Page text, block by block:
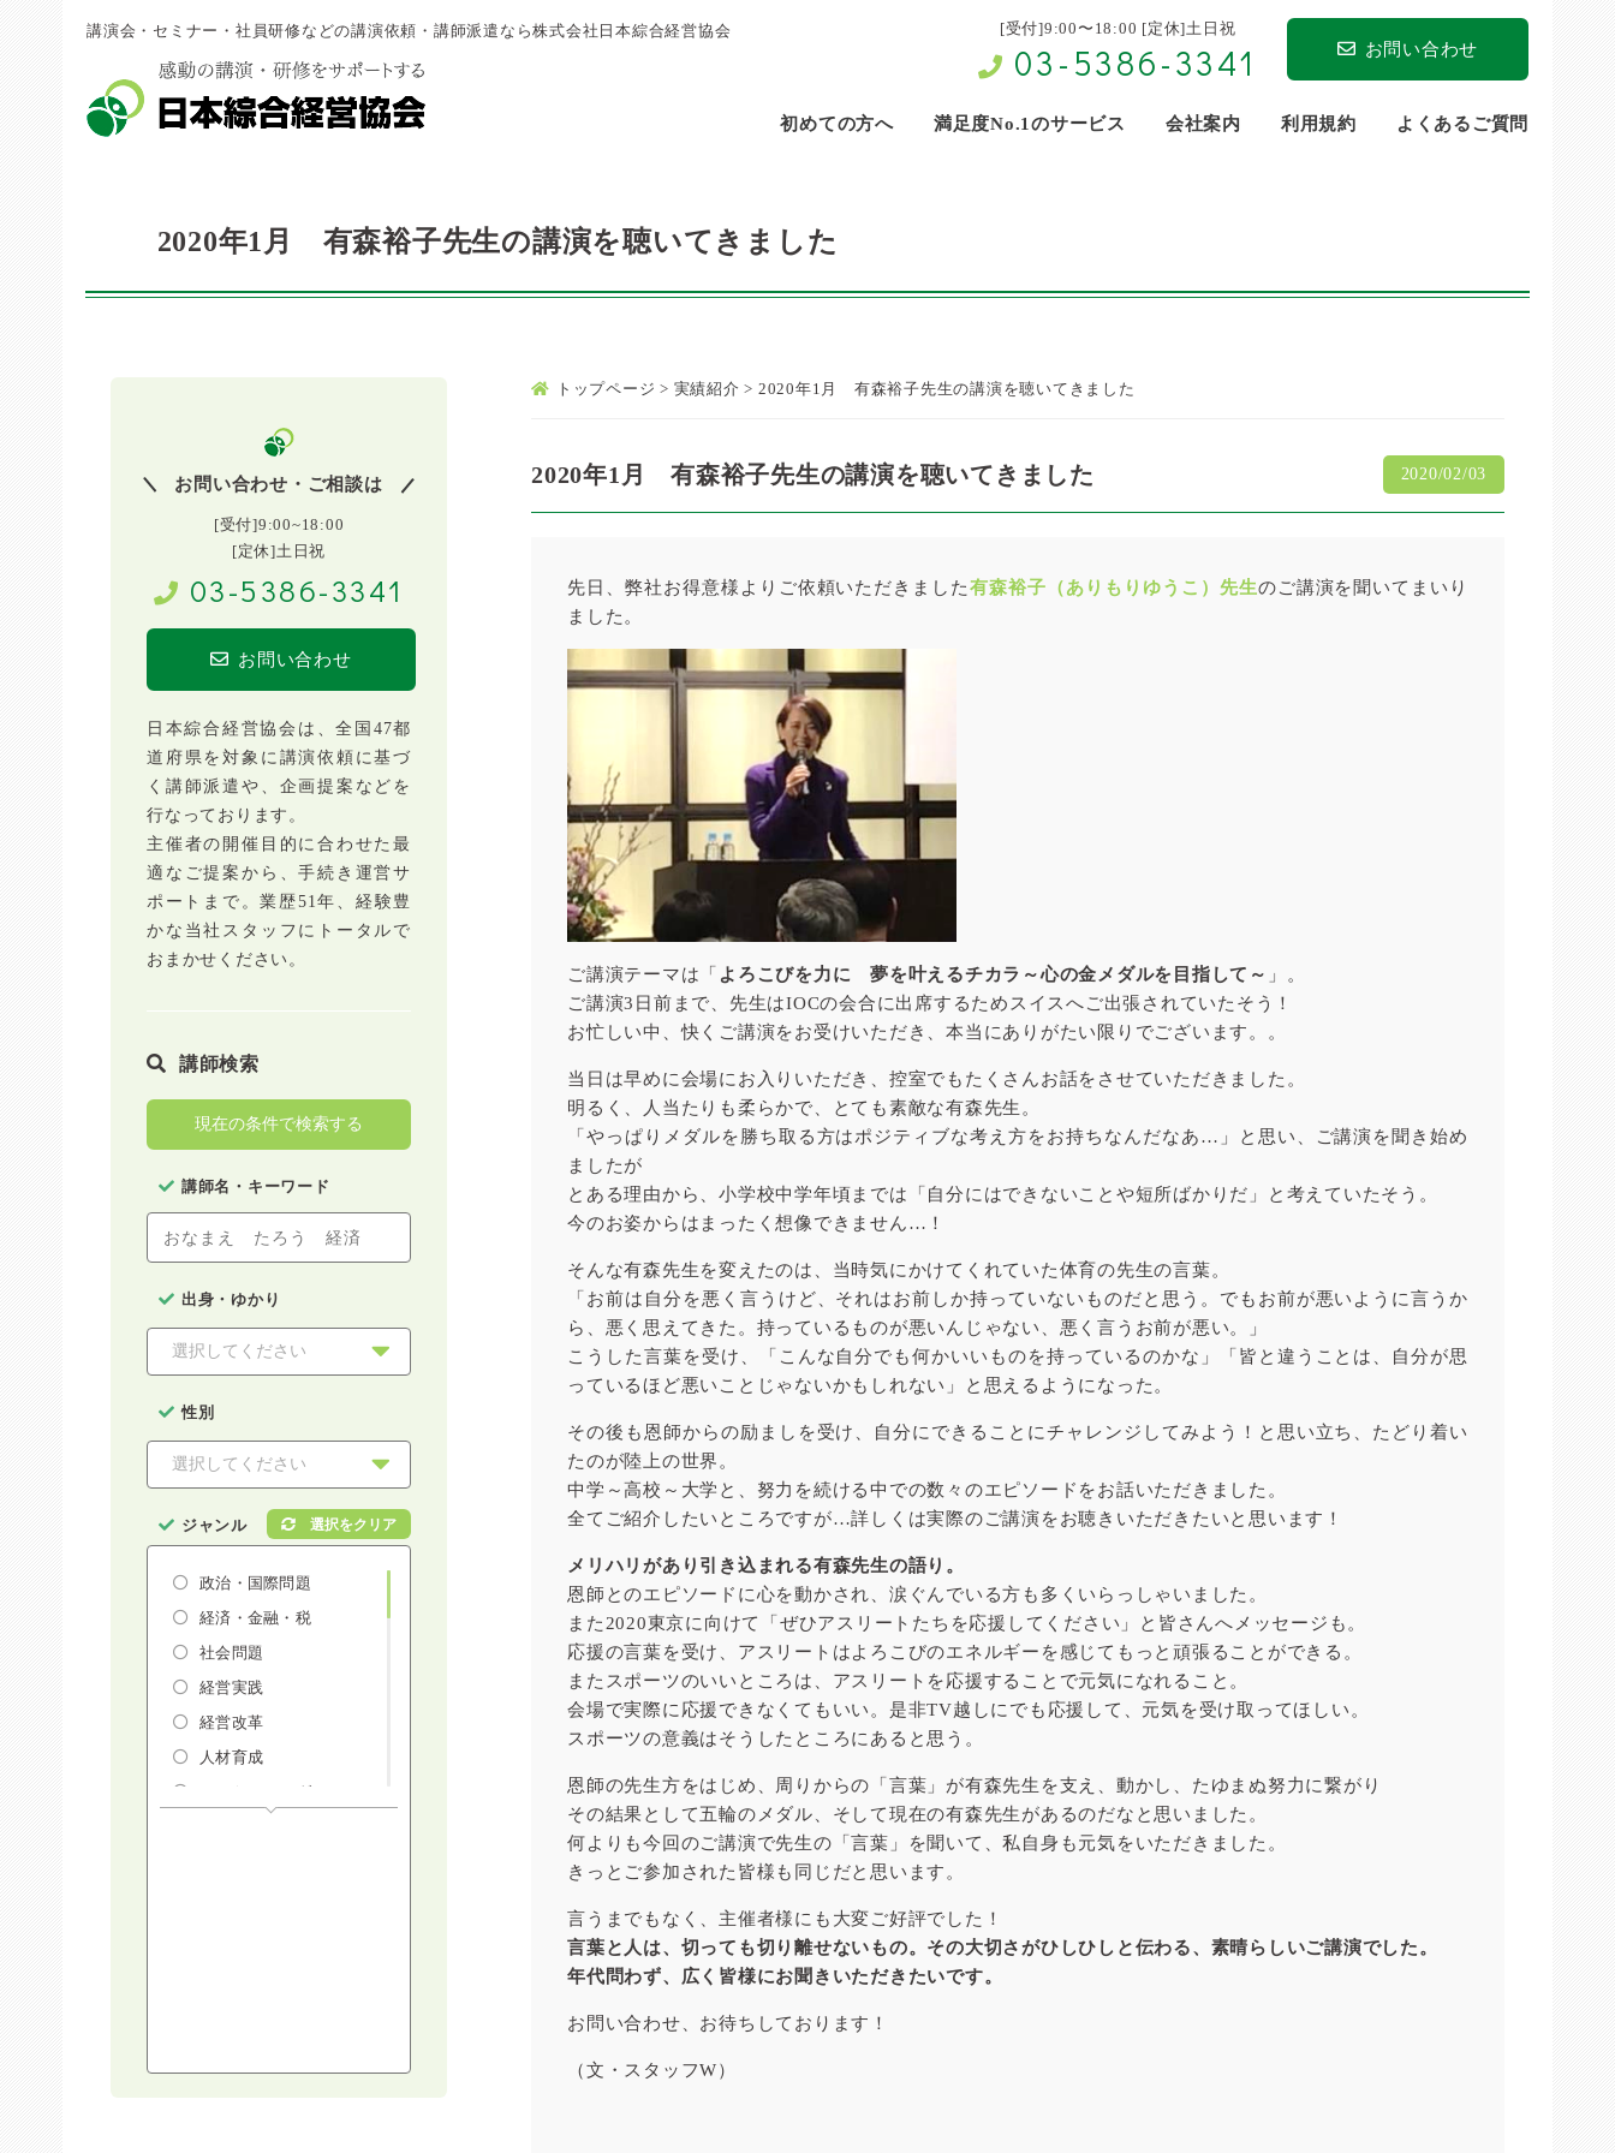
講演会・セミナー・社員研修などの講演依頼・講師派遣なら株式会社日本綜合経営協会 [受付]9:00〜18:00 [定休]土日祝
03-5386-3341 お問い合わせ
初めての方へ 満足度No.1のサービス 会社案内 利用規約 よくあるご質問
2020年1月 有森裕子先生の講演を聴いてきました
トップページ > 実績紹介 > 2020年1月 有森裕子先生の講演を聴いてきました
2020年1月 有森裕子先生の講演を聴いてきました 2020/02/03
先日、弊社お得意様よりご依頼いただきました有森裕子（ありもりゆうこ）先生のご講演を聞いてまいり
ました。
ご講演テーマは「 よろこびを力に 夢を叶えるチカラ～心の金メダルを目指して～ 」。
ご講演3日前まで、先生はIOCの会合に出席するためスイスへご出張されていたそう！
お忙しい中、快くご講演をお受けいただき、本当にありがたい限りでございます。。
当日は早めに会場にお入りいただき、控室でもたくさんお話をさせていただきました。
明るく、人当たりも柔らかで、とても素敵な有森先生。
「やっぱりメダルを勝ち取る方はポジティブな考え方をお持ちなんだなあ…」と思い、ご講演を聞き始め
ましたが
とある理由から、小学校中学年頃までは「自分にはできないことや短所ばかりだ」と考えていたそう。
今のお姿からはまったく想像できません…！
そんな有森先生を変えたのは、当時気にかけてくれていた体育の先生の言葉。
「お前は自分を悪く言うけど、それはお前しか持っていないものだと思う。でもお前が悪いように言うか
ら、悪く思えてきた。持っているものが悪いんじゃない、悪く言うお前が悪い。」
こうした言葉を受け、「こんな自分でも何かいいものを持っているのかな」「皆と違うことは、自分が思
っているほど悪いことじゃないかもしれない」と思えるようになった。
その後も恩師からの励ましを受け、自分にできることにチャレンジしてみよう！と思い立ち、たどり着い
たのが陸上の世界。
中学～高校～大学と、努力を続ける中での数々のエピソードをお話いただきました。
全てご紹介したいところですが…詳しくは実際のご講演をお聴きいただきたいと思います！
メリハリがあり引き込まれる有森先生の語り。
恩師とのエピソードに心を動かされ、涙ぐんでいる方も多くいらっしゃいました。
また2020東京に向けて「ぜひアスリートたちを応援してください」と皆さんへメッセージも。
応援の言葉を受け、アスリートはよろこびのエネルギーを感じてもっと頑張ることができる。
またスポーツのいいところは、アスリートを応援することで元気になれること。
会場で実際に応援できなくてもいい。是非TV越しにでも応援して、元気を受け取ってほしい。
スポーツの意義はそうしたところにあると思う。
恩師の先生方をはじめ、周りからの「言葉」が有森先生を支え、動かし、たゆまぬ努力に繋がり
その結果として五輪のメダル、そして現在の有森先生があるのだなと思いました。
何よりも今回のご講演で先生の「言葉」を聞いて、私自身も元気をいただきました。
きっとご参加された皆様も同じだと思います。
言うまでもなく、主催者様にも大変ご好評でした！
言葉と人は、切っても切り離せないもの。その大切さがひしひしと伝わる、素晴らしいご講演でした。
年代問わず、広く皆様にお聞きいただきたいです。
お問い合わせ、お待ちしております！
（文・スタッフW）
お問い合わせ・ご相談は
[受付]9:00~18:00
[定休]土日祝
03-5386-3341
お問い合わせ
日本綜合経営協会は、全国47都
道府県を対象に講演依頼に基づ
く講師派遣や、企画提案などを
行なっております。
主催者の開催目的に合わせた最
適なご提案から、手続き運営サ
ポートまで。業歴51年、経験豊
かな当社スタッフにトータルで
おまかせください。
講師検索
現在の条件で検索する
講師名・キーワード
出身・ゆかり
性別
ジャンル
政治・国際問題
経済・金融・税
社会問題
経営実践
経営改革
人材育成
マーケティング
スポーツ